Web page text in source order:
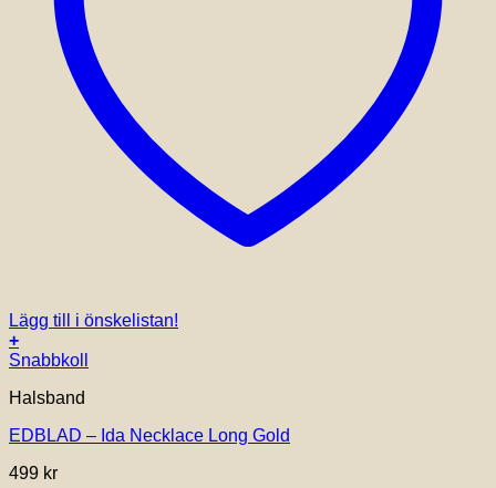
Lägg till i önskelistan!
+
Snabbkoll
Halsband
EDBLAD – Ida Necklace Long Gold
499 kr